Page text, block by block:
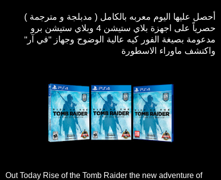
أحصل عليها اليوم معربه بالكامل ( مدبلجة و مترجمة )
حصرياً على اجهزة بلاي ستيشن 4 وبلاي ستيشن برو
مدعومة بصيغة الفور كيه عالية الوضوح وجهاز "في آر"
واكتشف ماوراء الاسطورة
Out Today Rise of the Tomb Raider the new adventure of